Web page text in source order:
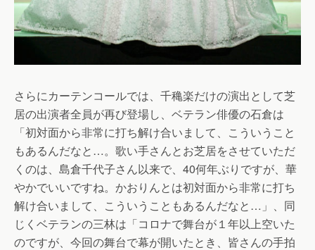
さらにカーテンコールでは、千穐楽だけの演出として芝
居の出演者全員が再び登場し、ベテラン俳優の石倉は
「初対面から非常に打ち解け合いまして、こういうこと
もあるんだなと…。歌い手さんとお芝居をさせていただ
くのは、島倉千代子さん以来で、40何年ぶりですが、華
やかでいいですね。かおりんとは初対面から非常に打ち
解け合いまして、こういうこともあるんだなと…」、同
じくベテランの三林は「コロナで舞台が１年以上空いた
のですが、今回の舞台で幕が開いたとき、皆さんの手拍